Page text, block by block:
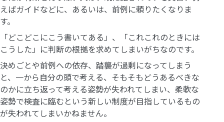
えばガイドなどに、あるいは、前例に頼りたくなりま
す。
「どこどこにこう書いてある」、「これこれのときには
こうした」に判断の根拠を求めてしまいがちなのです。
決めごとや前例への依存、踏襲が過剰になってしまう
と、一から自分の頭で考える、そもそもどうあるべきな
のかに立ち返って考える姿勢が失われてしまい、柔軟な
姿勢で検査に臨むという新しい制度が目指しているもの
が失われてしまいかねません。